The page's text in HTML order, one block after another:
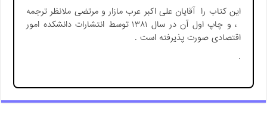
این کتاب را آقایان علی اکبر عرب مازار و مرتضی ملانظر ترجمه
، و چاپ اول آن در سال ۱۳۸۱ توسط انتشارات دانشکده امور
اقتصادی صورت پذیرفته است .
.